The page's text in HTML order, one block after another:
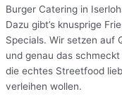
Burger Catering in
Dazu gibt’s knusprige
Specials. Wir setzen auf
und genau das
die echtes Streetfood
verleihen wollen.